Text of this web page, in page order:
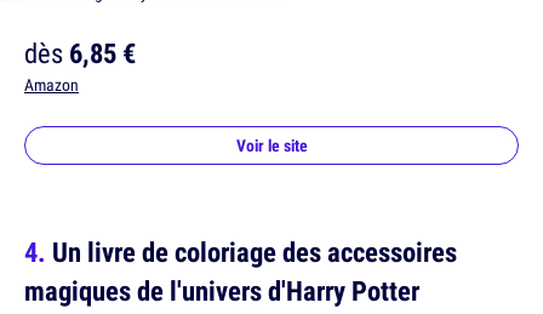
dès6,85 €
Amazon
Voir le site
Un livre de coloriage des accessoires
magiques de l'univers d'Harry Potter